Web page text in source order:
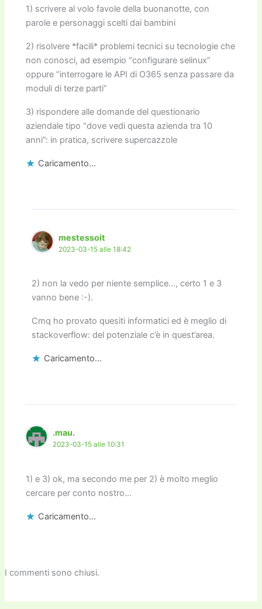
1) scrivere al volo favole della buonanotte, con
parole e personaggi scelti dai bambini
2) risolvere *facili* problemi tecnici su tecnologie che
non conosci, ad esempio “configurare selinux”
oppure “interrogare le API di O365 senza passare da
moduli di terze parti”
3) rispondere alle domande del questionario
aziendale tipo “dove vedi questa azienda tra 10
anni”: in pratica, scrivere supercazzole
Caricamento...
mestessoit
2023-03-15 alle 18:42
2) non la vedo per niente semplice…, certo 1 e 3
vanno bene :-).
Cmq ho provato quesiti informatici ed è meglio di
stackoverflow: del potenziale c’è in quest’area.
Caricamento...
.mau.
2023-03-15 alle 10:31
1) e 3) ok, ma secondo me per 2) è molto meglio
cercare per conto nostro…
Caricamento...
I commenti sono chiusi.